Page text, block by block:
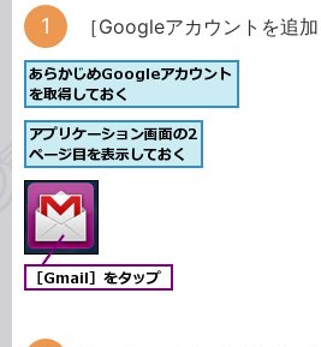
［Googleアカウントを追